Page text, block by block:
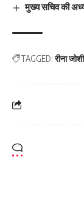
मुख्य सचिव की
TAGGED: रीना जोशी